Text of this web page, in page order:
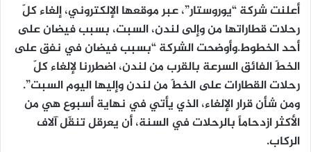
أعلنت شركة “يوروستار”، عبر موقعها الإلكتروني، إلغاء كلّ
رحلات قطاراتها من وإلى لندن، السبت، بسبب فيضان على
أحد الخطوط.وأوضحت الشركة “بسبب فيضان في نفق على
الخطّ الفائق السرعة بالقرب من لندن، اضطررنا لإلغاء كلّ
رحلات القطارات على الخطّ من لندن وإليها اليوم السبت”.
ومن شأن قرار الإلغاء، الذي يأتي في نهاية أسبوع هي من
الأكثر ازدحاماً بالرحلات في السنة، أن يعرقل تنقّل آلاف
الركاب.